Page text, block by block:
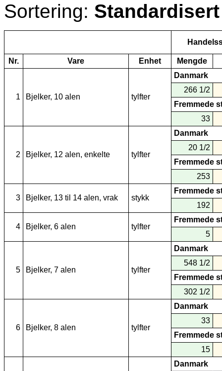
Sortering: Standardisert
Nr. Vare Enhet Mengde
1 Bjelker, 10 alen tylfter
Danmark
266 1/2
Fremmede
33
2 Bjelker, 12 alen, enkelte tylfter
Danmark
20 1/2
Fremmede
253
3 Bjelker, 13 til 14 alen, vrak stykk
Fremmede
192
4 Bjelker, 6 alen tylfter
Fremmede
5
5 Bjelker, 7 alen tylfter
Danmark
548 1/2
Fremmede
302 1/2
6 Bjelker, 8 alen tylfter
Danmark
33
Fremmede
15
Danmark